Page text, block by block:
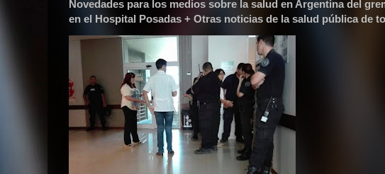
Novedades para los medios sobre la salud en Argentina del
en el Hospital Posadas + Otras noticias de la salud pública de